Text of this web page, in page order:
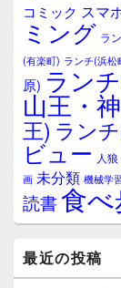
ア
コミック スマ
ミング ラ
(有楽町) ランチ(浜松
原) ラン
山王・
王) ラン
ビュー 人狼
画 未分類 機械学
読書食
最近の投稿